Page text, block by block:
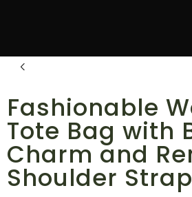
Fashionable
Tote Bag with
Charm and
Shoulder